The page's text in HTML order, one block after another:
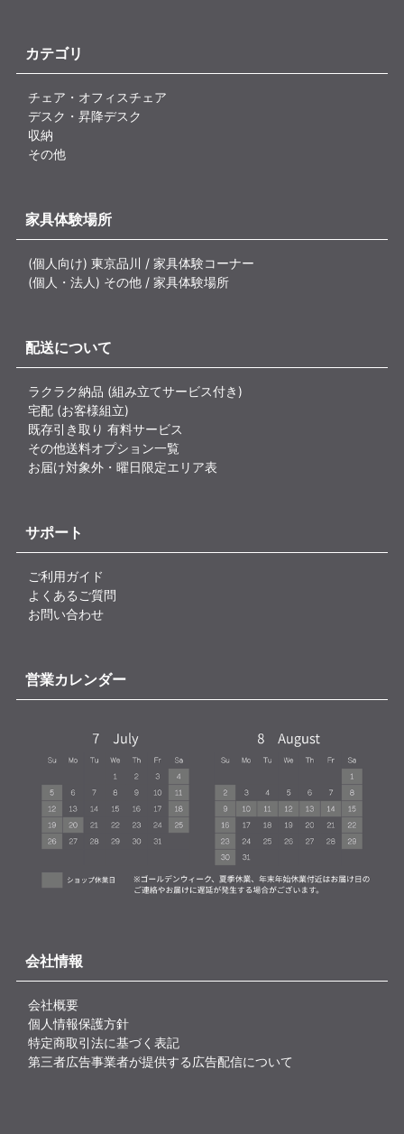
カテゴリ
チェア・オフィスチェア
デスク・昇降デスク
収納
その他
家具体験場所
(個人向け) 東京品川 / 家具体験コーナー
(個人・法人) その他 / 家具体験場所
配送について
ラクラク納品 (組み立てサービス付き)
宅配 (お客様組立)
既存引き取り 有料サービス
その他送料オプション一覧
お届け対象外・曜日限定エリア表
サポート
ご利用ガイド
よくあるご質問
お問い合わせ
営業カレンダー
会社情報
会社概要
個人情報保護方針
特定商取引法に基づく表記
第三者広告事業者が提供する広告配信について